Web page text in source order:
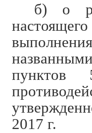
б) о
2017 г.